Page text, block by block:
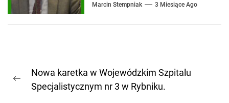
Marcin Stempniak 3 Miesiące Ago
wpisu
Previous
Nowa karetka w Wojewódzkim Szpitalu
Specjalistycznym nr 3 w Rybniku.